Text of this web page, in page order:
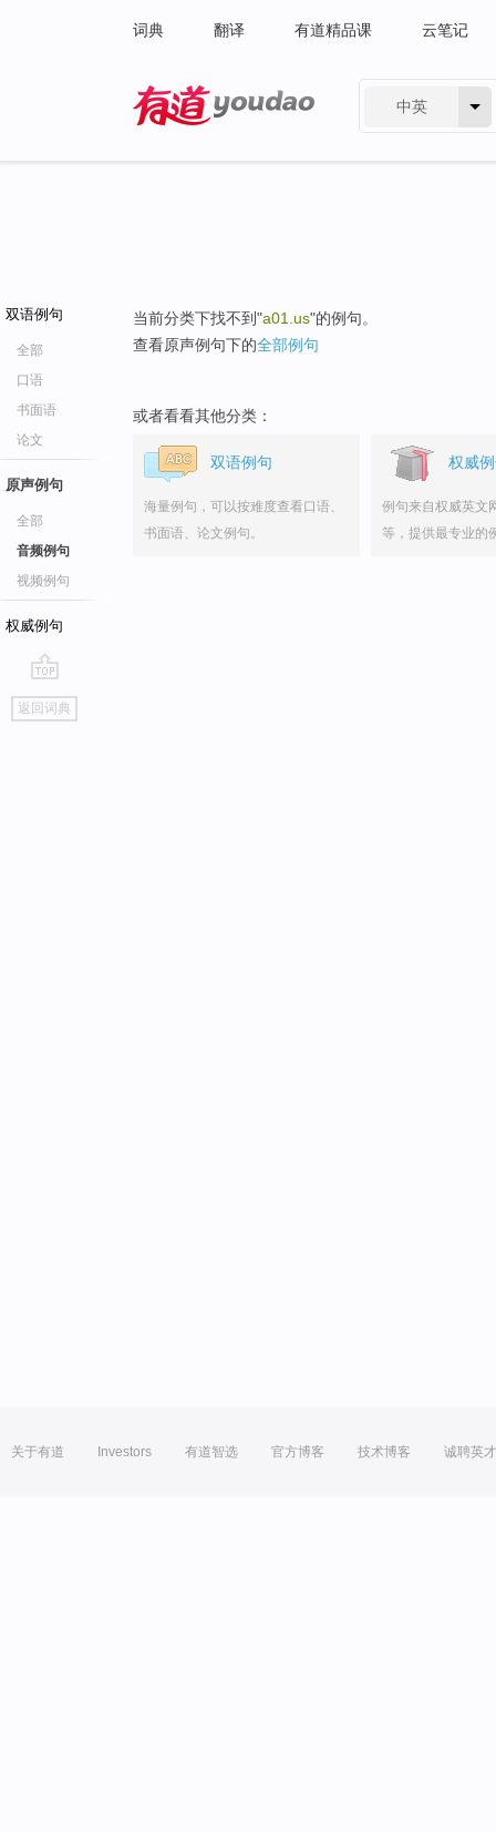
词典 翻译 有道精品课 云笔记
中英
双语例句
全部
口语
书面语
论文
原声例句
全部
音频例句
视频例句
权威例句
go
top
返回词典
当前分类下找不到"a01.us"的例句。
查看原声例句下的全部例句
或者看看其他分类：
双语例句
海量例句，可以按难度查看口语、
书面语、论文例句。
权威
例句来自权威英文
等，提供最专业的
关于有道 Investors 有道智选 官方博客 技术博客 诚聘英才